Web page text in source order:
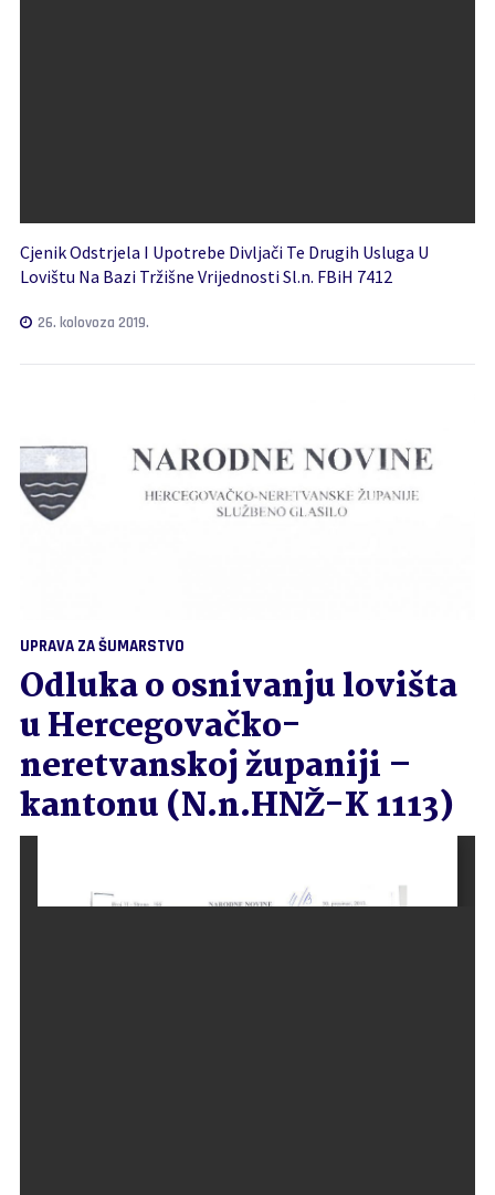
Cjenik Odstrjela I Upotrebe Divljači Te Drugih Usluga U
Lovištu Na Bazi Tržišne Vrijednosti Sl.n. FBiH 7412
26. kolovoza 2019.
UPRAVA ZA ŠUMARSTVO
Odluka o osnivanju lovišta
u Hercegovačko-
neretvanskoj županiji –
kantonu (N.n.HNŽ-K 1113)